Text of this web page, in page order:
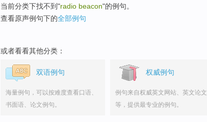
当前分类下找不到"radio beacon"的例句。
查看原声例句下的全部例句
或者看看其他分类：
双语例句
海量例句，可以按难度查看口语、
书面语、论文例句。
权威例句
例句来自权威英文网站、英文论文
等，提供最专业的例句。